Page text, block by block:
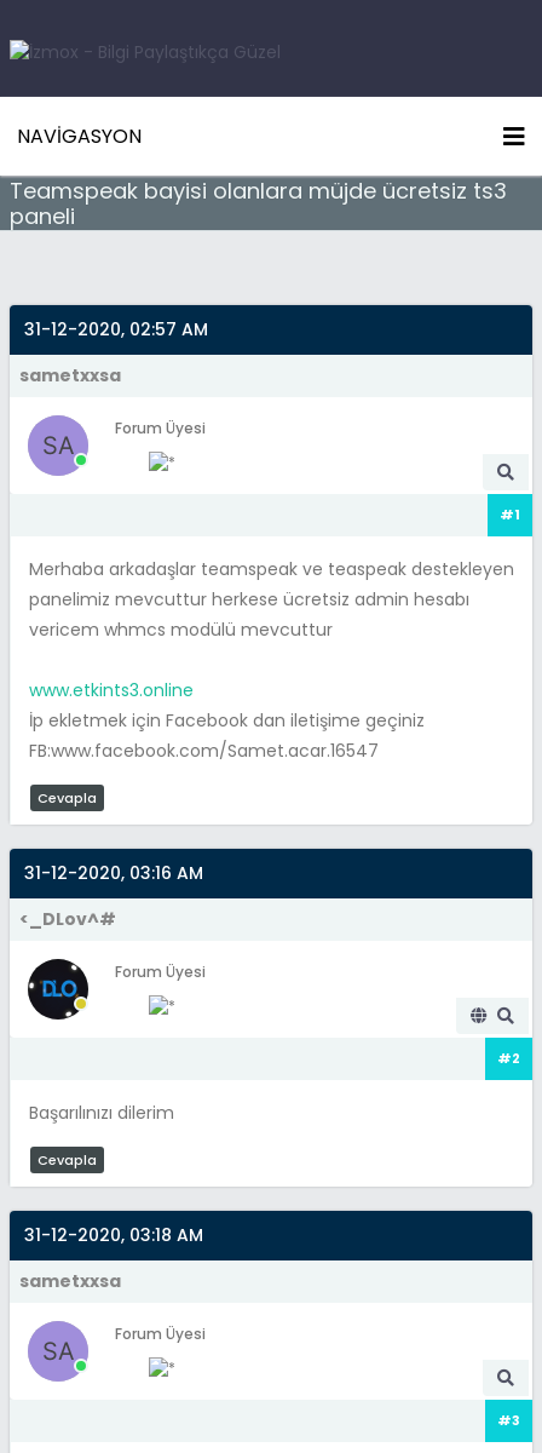
NAVIGASYON
Teamspeak bayisi olanlara müjde ücretsiz ts3
paneli
31-12-2020, 02:57 AM
sametxxsa
Forum Üyesi
#1
Merhaba arkadaşlar teamspeak ve teaspeak destekleyen
panelimiz mevcuttur herkese ücretsiz admin hesabı
vericem whmcs modülü mevcuttur
www.etkints3.online
İp ekletmek için Facebook dan iletişime geçiniz
FB:www.facebook.com/Samet.acar.16547
Cevapla
31-12-2020, 03:16 AM
<_DLov^#
Forum Üyesi
#2
Başarılınızı dilerim
Cevapla
31-12-2020, 03:18 AM
sametxxsa
Forum Üyesi
#3